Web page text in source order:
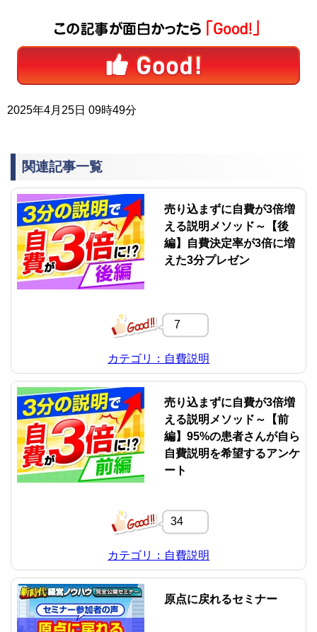
2025年4月25日 09時49分
関連記事一覧
売り込まずに自費が3倍増
える説明メソッド～【後
編】自費決定率が3倍に増
えた3分プレゼン
7
カテゴリ：自費説明
売り込まずに自費が3倍増
える説明メソッド～【前
編】95%の患者さんが自ら
自費説明を希望するアンケ
ート
34
カテゴリ：自費説明
原点に戻れるセミナー